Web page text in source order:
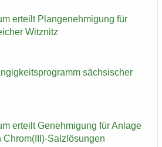
er­teilt Plan­ge­neh­mi­gung für
Witz­nitz
säch­si­scher
er­teilt Ge­neh­mi­gung für An­la­ge
Chrom(III)-​Salzlösungen